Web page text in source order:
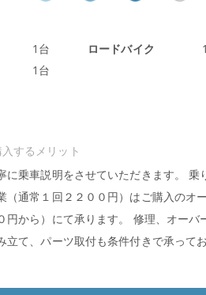
1台 ロードバイク
1台
するメリット
に乗車説明をさせていただきます。
（通常１回２２００円）はご購入のオ
円から）にて承ります。 修理、オー
立て、パーツ取付も条件付きで承って